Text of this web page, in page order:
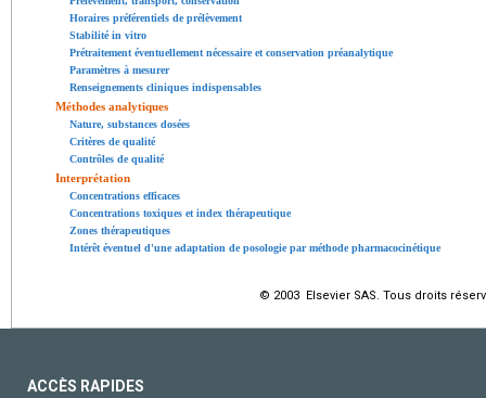
Horaires préférentiels de prélèvement
Stabilité in vitro
Prétraitement éventuellement nécessaire et conservation préanalytique
Paramètres à mesurer
Renseignements cliniques indispensables
Méthodes analytiques
Nature, substances dosées
Critères de qualité
Contrôles de qualité
Interprétation
Concentrations efficaces
Concentrations toxiques et index thérapeutique
Zones thérapeutiques
Intérêt éventuel d'une adaptation de posologie par méthode pharmacocinétique
© 2003 Elsevier SAS. Tous droits
ACCÈS RAPIDES